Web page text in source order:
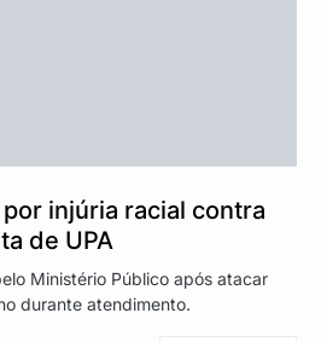
injúria racial contra
de UPA
Ministério Público após atacar
durante atendimento.